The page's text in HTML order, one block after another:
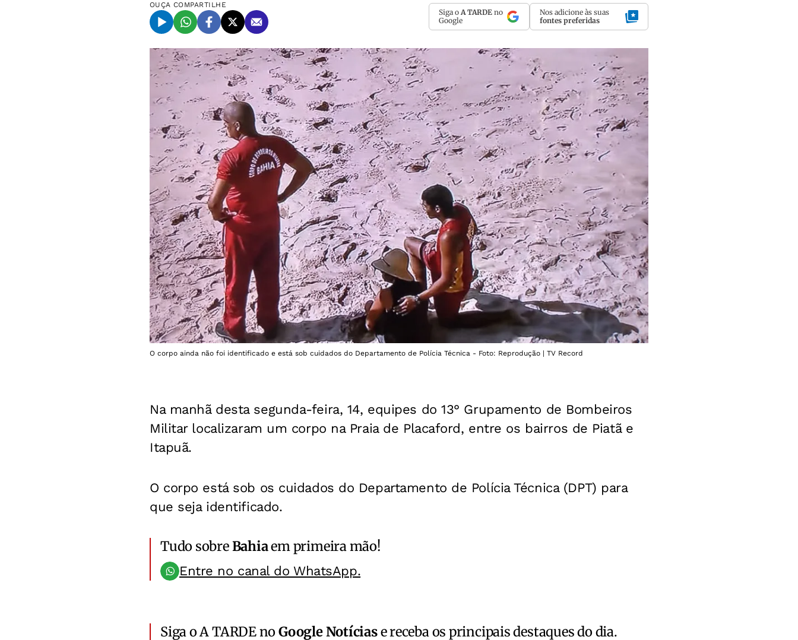
OUÇA COMPARTILHE
Siga o A TARDE no
Google
Nos adicione às suas
fontes preferidas
O corpo ainda não foi identificado e está sob cuidados do Departamento de Polícia Técnica - Foto: Reprodução | TV Record
Na manhã desta segunda-feira, 14, equipes do 13° Grupamento de Bombeiros
Militar localizaram um corpo na Praia de Placaford, entre os bairros de Piatã e
Itapuã.
O corpo está sob os cuidados do Departamento de Polícia Técnica (DPT) para
que seja identificado.
Tudo sobreBahiaem primeira mão!
Entre no canal do WhatsApp.
Siga o A TARDE noGoogle Notíciase receba os principais destaques do dia.